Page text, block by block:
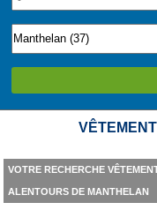
VOTRE RECHERCHE
ALENTOURS DE MANTHELAN